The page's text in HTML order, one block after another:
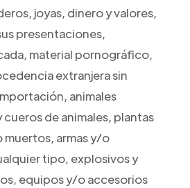
joyas, dinero y valores,
presentaciones,
material pornográfico,
extranjera sin
animales
de animales, plantas
muertos, armas y/o
tipo, explosivos y
equipos y/o accesorios